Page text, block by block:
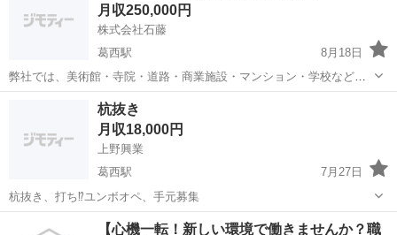
月収250,000円
株式会社石藤
葛西駅
8月18日
弊社では、美術館・寺院・道路・商業施設・マンション・学校などの
石工事の外構工事を行います。 皆さんがご存じの、大手商業施設や、
マンションなどの外構工事です。 難しい内容はございません。未経験
者でも先輩が指導してくれます。...
江戸川区 葛西駅
杭抜き
月収18,000円
上野興業
葛西駅
7月27日
杭抜き、打ち⁉️ユンボオペ、手元募集
江戸川区 葛西駅 その他
【心機一転！新しい環境で働きませんか？職